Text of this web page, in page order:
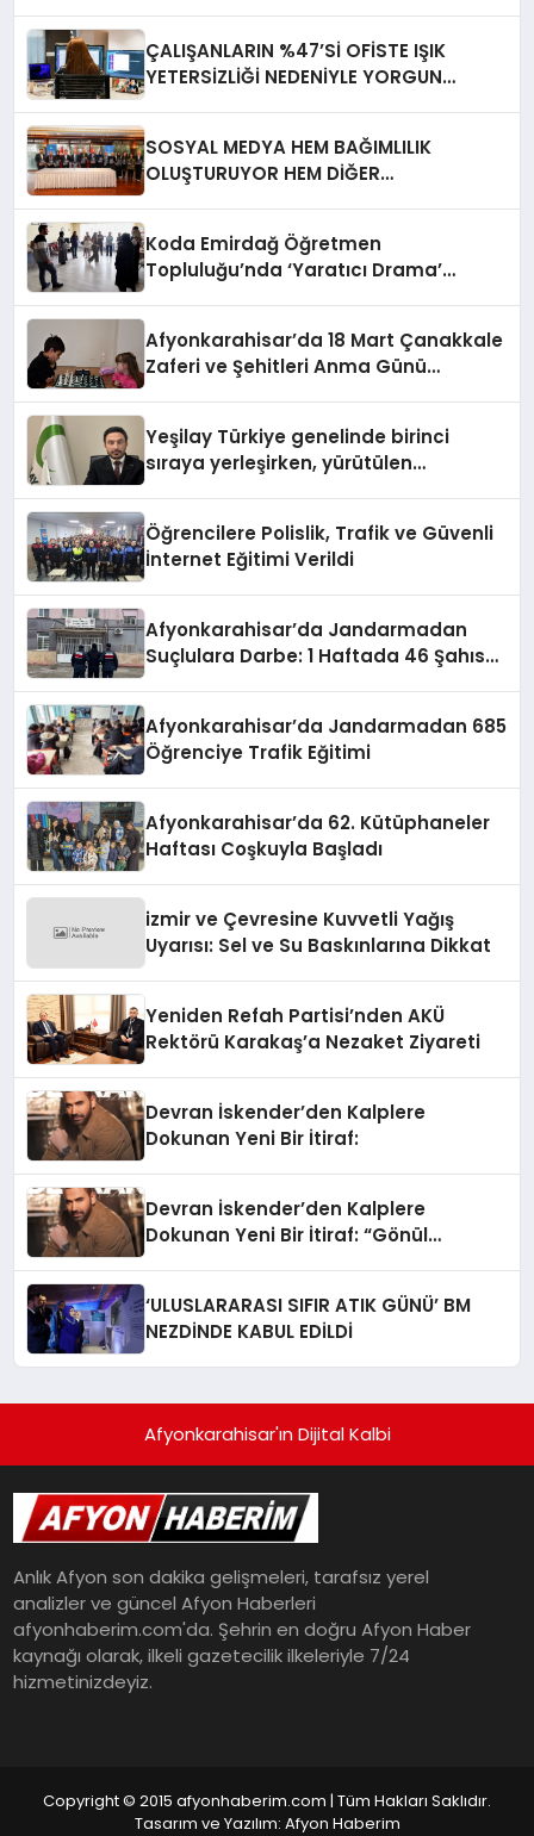
ÇALIŞANLARIN %47’Sİ OFİSTE IŞIK
YETERSİZLİĞİ NEDENİYLE YORGUN
SOSYAL MEDYA HEM BAĞIMLILIK
OLUŞTURUYOR HEM DİĞER
Koda Emirdağ Öğretmen
Topluluğu’nda ‘Yaratıcı Drama’
Afyonkarahisar’da 18 Mart Çanakkale
Zaferi ve Şehitleri Anma Günü
Yeşilay Türkiye genelinde birinci
sıraya yerleşirken, yürütülen
Öğrencilere Polislik, Trafik ve Güvenli
İnternet Eğitimi Verildi
Afyonkarahisar’da Jandarmadan
Suçlulara Darbe: 1 Haftada 46 Şahıs
Afyonkarahisar’da Jandarmadan 685
Öğrenciye Trafik Eğitimi
Afyonkarahisar’da 62. Kütüphaneler
Haftası Coşkuyla Başladı
izmir ve Çevresine Kuvvetli Yağış
Uyarısı: Sel ve Su Baskınlarına Dikkat
Yeniden Refah Partisi’nden AKÜ
Rektörü Karakaş’a Nezaket Ziyareti
Devran İskender’den Kalplere
Dokunan Yeni Bir İtiraf:
Devran İskender’den Kalplere
Dokunan Yeni Bir İtiraf: “Gönül
‘ULUSLARARASI SIFIR ATIK GÜNÜ’ BM
NEZDİNDE KABUL EDİLDİ
Afyonkarahisar'ın Dijital Kalbi
Anlık Afyon son dakika gelişmeleri, tarafsız yerel
analizler ve güncel Afyon Haberleri
afyonhaberim.com'da. Şehrin en doğru Afyon Haber
kaynağı olarak, ilkeli gazetecilik ilkeleriyle 7/24
hizmetinizdeyiz.
Copyright © 2015 afyonhaberim.com | Tüm Hakları Saklıdır.
Tasarım ve Yazılım: Afyon Haberim